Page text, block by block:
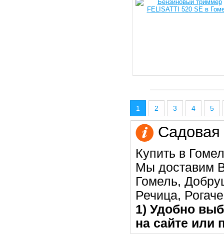
1 2 3 4 5
Садовая
Купить в
Мы доставим
Гомель,
Речица,
1) Удобно
на сайте или